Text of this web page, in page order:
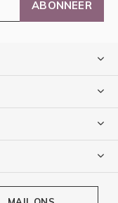
ABONNEER